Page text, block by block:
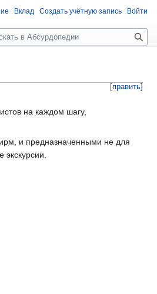
[править]
на каждом шагу,
и предназначенными не для
Вклад Создать учётную запись Войти